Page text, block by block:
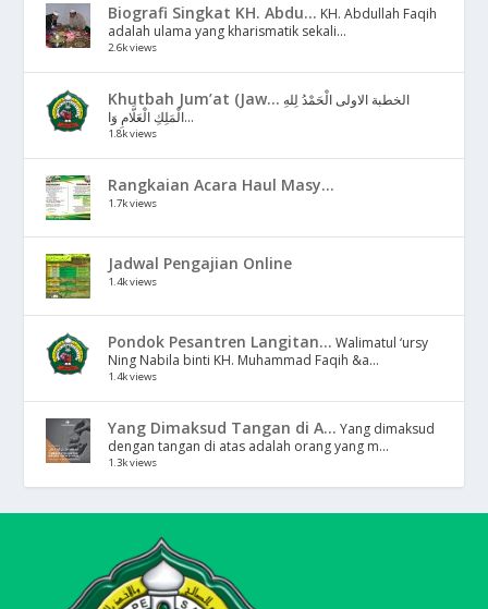
Biografi Singkat KH. Abdu... KH. Abdullah Faqih
adalah ulama yang kharismatik sekali...
2.6k views
Khutbah Jum’at (Jaw... الخطبة الاولى الْحَمْدُ لِلهِ
الْمَلِكِ الْعَلَّامِ وَا...
1.8k views
Rangkaian Acara Haul Masy...
1.7k views
Jadwal Pengajian Online
1.4k views
Pondok Pesantren Langitan... Walimatul ‘ursy
Ning Nabila binti KH. Muhammad Faqih &a...
1.4k views
Yang Dimaksud Tangan di A... Yang dimaksud
dengan tangan di atas adalah orang yang m...
1.3k views